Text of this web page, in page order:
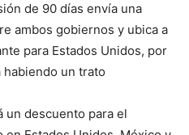
de 90 días envía una
ambos gobiernos y ubica a
para Estados Unidos, por
un trato
un descuento para el